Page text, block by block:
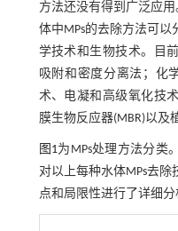
方法还没有得到广泛应
体中MPs的去除方法可
学技术和生物技术。目
吸附和密度分离法；化
术、电凝和高级氧化技
膜生物反应器(MBR)以及
图1为MPs处理方法分类
对以上每种水体MPs去
点和局限性进行了详细分